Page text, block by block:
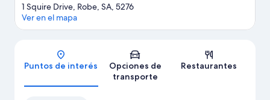
Mapa
1 Squire Drive, Robe, SA, 5276
Ver en el mapa
Puntos de interés
Opciones de
transporte
Restaurantes